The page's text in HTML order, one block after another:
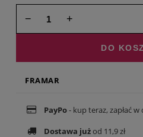
− +
DO
FRAMAR
PayPo- kup teraz, zapłać w
Dostawa jużod 11,9 zł